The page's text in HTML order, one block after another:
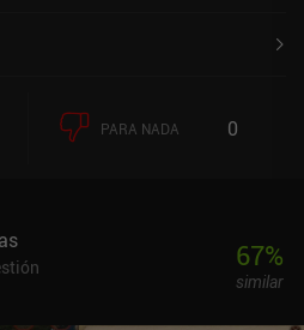
PARA NADA 0
67%
similar